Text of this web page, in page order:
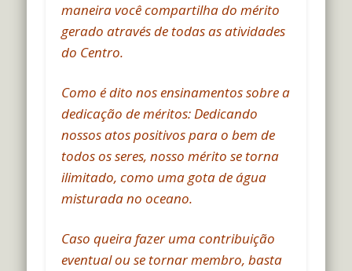
maneira você compartilha do mérito
gerado através de todas as atividades
do Centro.
Como é dito nos ensinamentos sobre a
dedicação de méritos: Dedicando
nossos atos positivos para o bem de
todos os seres, nosso mérito se torna
ilimitado, como uma gota de água
misturada no oceano.
Caso queira fazer uma contribuição
eventual ou se tornar membro, basta